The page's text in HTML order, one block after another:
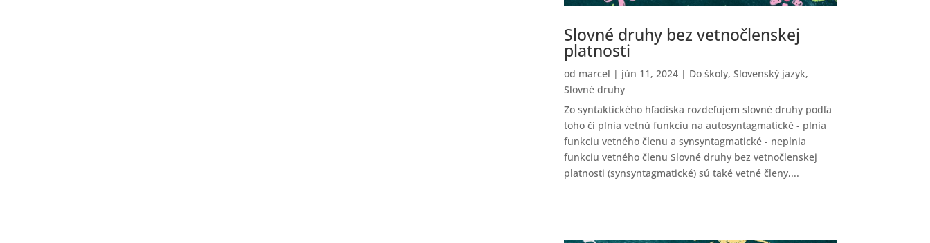
Slovné druhy bez vetnočlenskej
platnosti
od marcel | jún 11, 2024| Do školy, Slovenský jazyk,
Slovné druhy
Zo syntaktického hľadiska rozdeľujem slovné druhy podľa
toho či plnia vetnú funkciu na autosyntagmatické - plnia
funkciu vetného členu a synsyntagmatické - neplnia
funkciu vetného členu Slovné druhy bez vetnočlenskej
platnosti (synsyntagmatické) sú také vetné členy,...